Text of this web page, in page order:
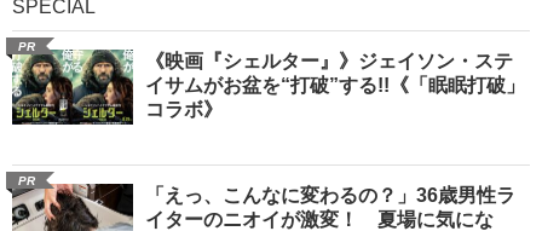
SPECIAL
PR
《映画『シェルター』》ジェイソン・ステ
イサムがお盆を“打破”する!!《「眠眠打破」
コラボ》
PR
「えっ、こんなに変わるの？」36歳男性ラ
イターのニオイが激変！ 夏場に気にな